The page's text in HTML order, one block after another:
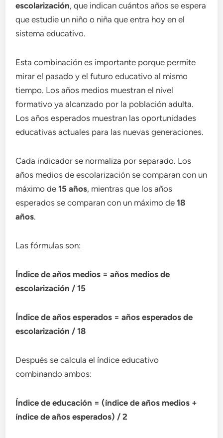
escolarización, que indican cuántos años se espera
que estudie un niño o niña que entra hoy en el
sistema educativo.
Esta combinación es importante porque permite
mirar el pasado y el futuro educativo al mismo
tiempo. Los años medios muestran el nivel
formativo ya alcanzado por la población adulta.
Los años esperados muestran las oportunidades
educativas actuales para las nuevas generaciones.
Cada indicador se normaliza por separado. Los
años medios de escolarización se comparan con un
máximo de15 años, mientras que los años
esperados se comparan con un máximo de18
años.
Las fórmulas son:
Índice de años medios = años medios de
escolarización / 15
Índice de años esperados = años esperados de
escolarización / 18
Después se calcula el índice educativo
combinando ambos:
Índice de educación = (índice de años medios +
índice de años esperados) / 2